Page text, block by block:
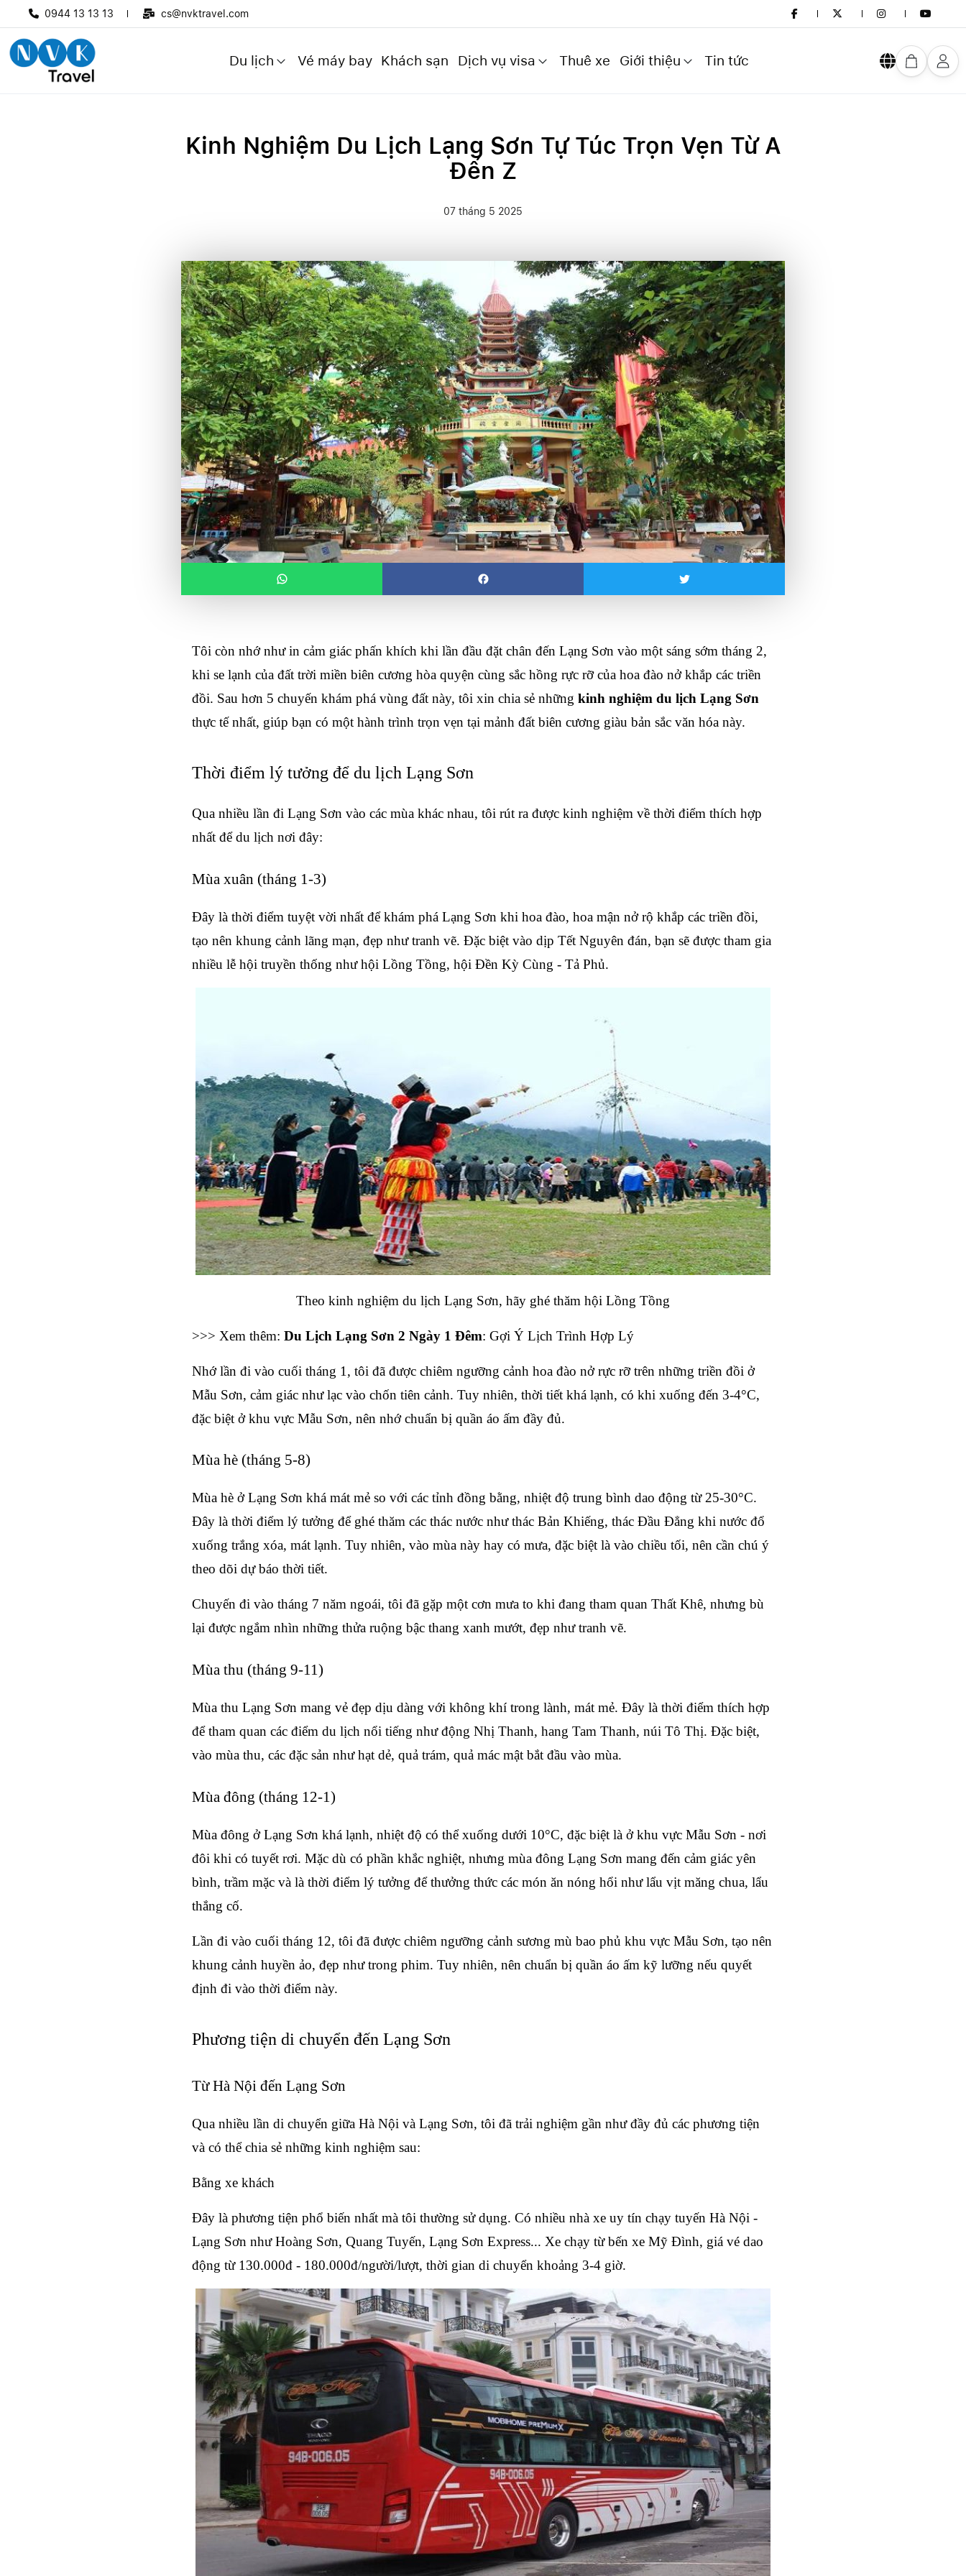
0944 13 13 13 cs@nvktravel.com
Du lịch Vé máy bay Khách sạn Dịch vụ visa Thuê xe Giới thiệu Tin tức
Kinh Nghiệm Du Lịch Lạng Sơn Tự Túc Trọn Vẹn Từ A
Đến Z
07 tháng 5 2025
Tôi còn nhớ như in cảm giác phấn khích khi lần đầu đặt chân đến Lạng Sơn vào một sáng sớm tháng 2,
khi se lạnh của đất trời miền biên cương hòa quyện cùng sắc hồng rực rỡ của hoa đào nở khắp các triền
đồi. Sau hơn 5 chuyến khám phá vùng đất này, tôi xin chia sẻ những kinh nghiệm du lịch Lạng Sơn
thực tế nhất, giúp bạn có một hành trình trọn vẹn tại mảnh đất biên cương giàu bản sắc văn hóa này.
Thời điểm lý tưởng để du lịch Lạng Sơn
Qua nhiều lần đi Lạng Sơn vào các mùa khác nhau, tôi rút ra được kinh nghiệm về thời điểm thích hợp
nhất để du lịch nơi đây:
Mùa xuân (tháng 1-3)
Đây là thời điểm tuyệt vời nhất để khám phá Lạng Sơn khi hoa đào, hoa mận nở rộ khắp các triền đồi,
tạo nên khung cảnh lãng mạn, đẹp như tranh vẽ. Đặc biệt vào dịp Tết Nguyên đán, bạn sẽ được tham gia
nhiều lễ hội truyền thống như hội Lồng Tồng, hội Đền Kỳ Cùng - Tả Phủ.
Theo kinh nghiệm du lịch Lạng Sơn, hãy ghé thăm hội Lồng Tồng
>>> Xem thêm: Du Lịch Lạng Sơn 2 Ngày 1 Đêm: Gợi Ý Lịch Trình Hợp Lý
Nhớ lần đi vào cuối tháng 1, tôi đã được chiêm ngưỡng cảnh hoa đào nở rực rỡ trên những triền đồi ở
Mẫu Sơn, cảm giác như lạc vào chốn tiên cảnh. Tuy nhiên, thời tiết khá lạnh, có khi xuống đến 3-4°C,
đặc biệt ở khu vực Mẫu Sơn, nên nhớ chuẩn bị quần áo ấm đầy đủ.
Mùa hè (tháng 5-8)
Mùa hè ở Lạng Sơn khá mát mẻ so với các tỉnh đồng bằng, nhiệt độ trung bình dao động từ 25-30°C.
Đây là thời điểm lý tưởng để ghé thăm các thác nước như thác Bản Khiếng, thác Đầu Đẳng khi nước đổ
xuống trắng xóa, mát lạnh. Tuy nhiên, vào mùa này hay có mưa, đặc biệt là vào chiều tối, nên cần chú ý
theo dõi dự báo thời tiết.
Chuyến đi vào tháng 7 năm ngoái, tôi đã gặp một cơn mưa to khi đang tham quan Thất Khê, nhưng bù
lại được ngắm nhìn những thửa ruộng bậc thang xanh mướt, đẹp như tranh vẽ.
Mùa thu (tháng 9-11)
Mùa thu Lạng Sơn mang vẻ đẹp dịu dàng với không khí trong lành, mát mẻ. Đây là thời điểm thích hợp
để tham quan các điểm du lịch nổi tiếng như động Nhị Thanh, hang Tam Thanh, núi Tô Thị. Đặc biệt,
vào mùa thu, các đặc sản như hạt dẻ, quả trám, quả mác mật bắt đầu vào mùa.
Mùa đông (tháng 12-1)
Mùa đông ở Lạng Sơn khá lạnh, nhiệt độ có thể xuống dưới 10°C, đặc biệt là ở khu vực Mẫu Sơn - nơi
đôi khi có tuyết rơi. Mặc dù có phần khắc nghiệt, nhưng mùa đông Lạng Sơn mang đến cảm giác yên
bình, trầm mặc và là thời điểm lý tưởng để thưởng thức các món ăn nóng hổi như lẩu vịt măng chua, lẩu
thắng cố.
Lần đi vào cuối tháng 12, tôi đã được chiêm ngưỡng cảnh sương mù bao phủ khu vực Mẫu Sơn, tạo nên
khung cảnh huyền ảo, đẹp như trong phim. Tuy nhiên, nên chuẩn bị quần áo ấm kỹ lưỡng nếu quyết
định đi vào thời điểm này.
Phương tiện di chuyển đến Lạng Sơn
Từ Hà Nội đến Lạng Sơn
Qua nhiều lần di chuyển giữa Hà Nội và Lạng Sơn, tôi đã trải nghiệm gần như đầy đủ các phương tiện
và có thể chia sẻ những kinh nghiệm sau:
Bằng xe khách
Đây là phương tiện phổ biến nhất mà tôi thường sử dụng. Có nhiều nhà xe uy tín chạy tuyến Hà Nội -
Lạng Sơn như Hoàng Sơn, Quang Tuyến, Lạng Sơn Express... Xe chạy từ bến xe Mỹ Đình, giá vé dao
động từ 130.000đ - 180.000đ/người/lượt, thời gian di chuyển khoảng 3-4 giờ.